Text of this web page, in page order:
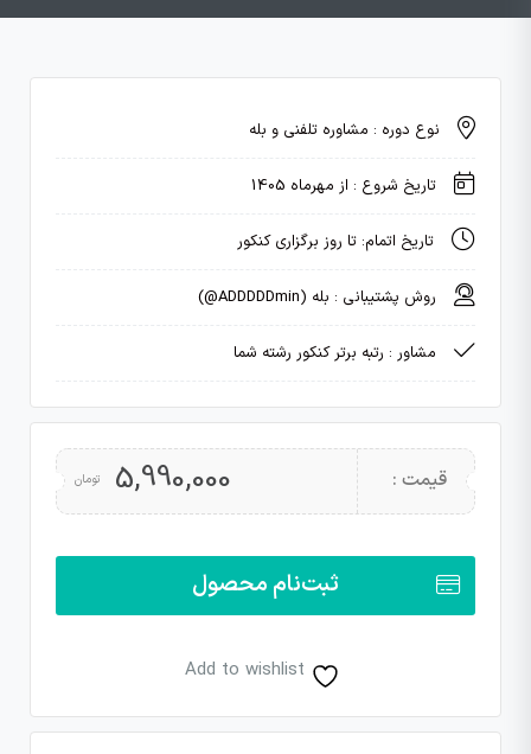
نوع دوره : مشاوره تلفنی و بله
تاریخ شروع : از مهرماه 1405
تاریخ اتمام: تا روز برگزاری کنکور
روش پشتیبانی : بله (ADDDDDmin@)
مشاور : رتبه برتر کنکور رشته شما
قیمت : 5,990,000 تومان
ثبت‌نام محصول
Add to wishlist